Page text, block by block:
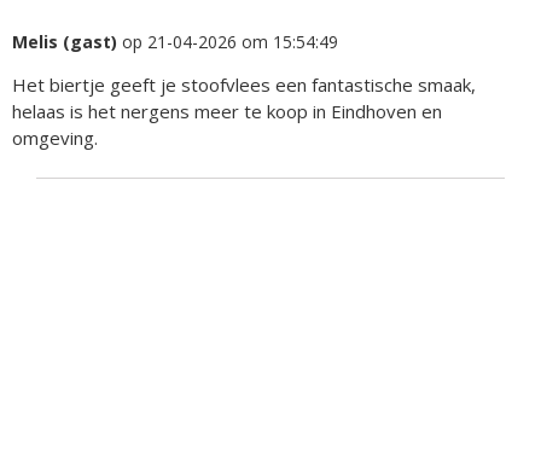
Melis (gast) op 21-04-2026 om 15:54:49
Het biertje geeft je stoofvlees een fantastische smaak,
helaas is het nergens meer te koop in Eindhoven en
omgeving.